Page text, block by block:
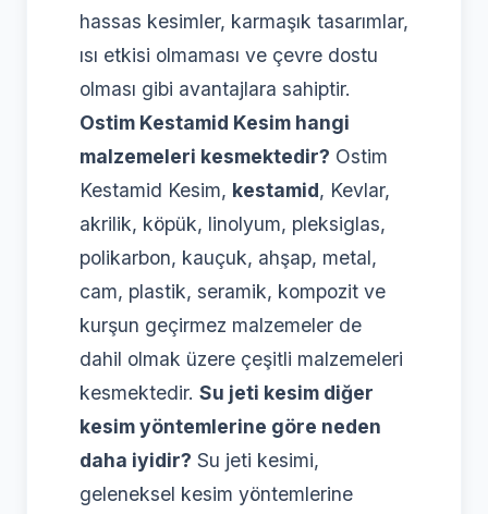
hassas kesimler, karmaşık tasarımlar,
ısı etkisi olmaması ve çevre dostu
olması gibi avantajlara sahiptir.
Ostim Kestamid Kesim hangi
malzemeleri kesmektedir? Ostim
Kestamid Kesim, kestamid, Kevlar,
akrilik, köpük, linolyum, pleksiglas,
polikarbon, kauçuk, ahşap, metal,
cam, plastik, seramik, kompozit ve
kurşun geçirmez malzemeler de
dahil olmak üzere çeşitli malzemeleri
kesmektedir. Su jeti kesim diğer
kesim yöntemlerine göre neden
daha iyidir? Su jeti kesimi,
geleneksel kesim yöntemlerine